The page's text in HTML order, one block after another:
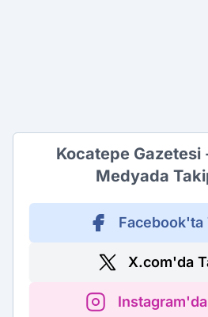
Kocatepe Gazetesi
Medyada
Facebook'ta
X.com'da